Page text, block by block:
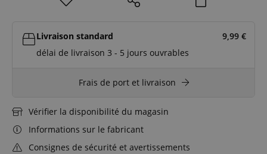
Livraison standard 9,99 €
délai de livraison 3 - 5 jours ouvrables
Frais de port et livraison
Vérifier la disponibilité du magasin
Informations sur le fabricant
Consignes de sécurité et avertissements